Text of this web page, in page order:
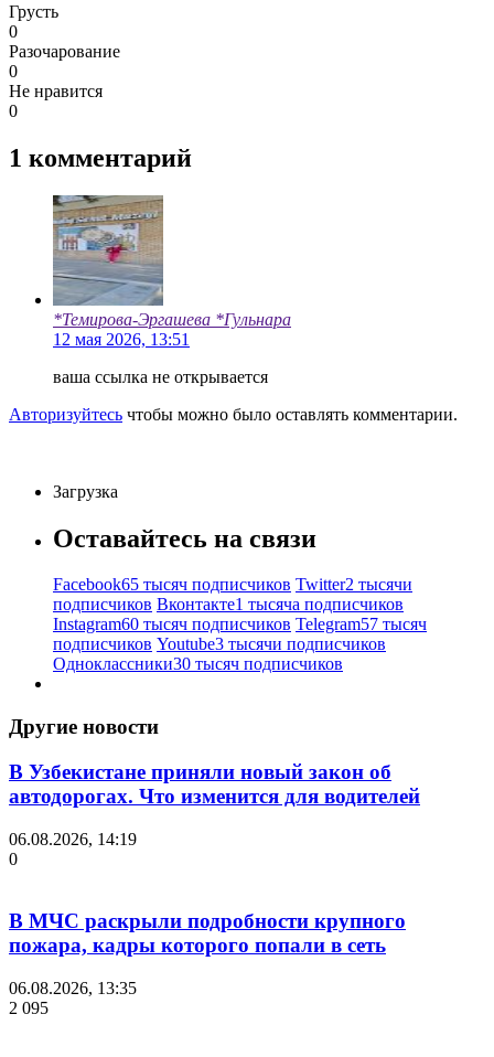
Грусть
0
Разочарование
0
Не нравится
0
1 комментарий
*Темирова-Эргашева *Гульнара
12 мая 2026, 13:51
ваша ссылка не открывается
Авторизуйтесь чтобы можно было оставлять комментарии.
Загрузка
Оставайтесь на связи
Facebook65 тысяч подписчиков Twitter2 тысячи
подписчиков Вконтакте1 тысяча подписчиков
Instagram60 тысяч подписчиков Telegram57 тысяч
подписчиков Youtube3 тысячи подписчиков
Одноклассники30 тысяч подписчиков
Другие новости
В Узбекистане приняли новый закон об
автодорогах. Что изменится для водителей
06.08.2026, 14:19
0
В МЧС раскрыли подробности крупного
пожара, кадры которого попали в сеть
06.08.2026, 13:35
2 095